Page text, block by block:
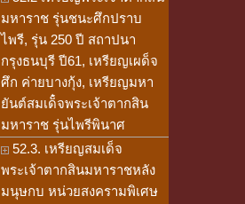
มหาราช รุ่นชนะศึกปราบ
ไพรี, รุ่น 250 ปี สถาปนา
กรุงธนบุรี ปี61, เหรียญเผด็จ
ศึก ค่ายบางกุ้ง, เหรียญมหา
ยันต์สมเด็๋จพระเจ้าตากสิน
มหาราช รุ่นไพรีพินาศ
52.3. เหรียญสมเด็จ
พระเจ้าตากสินมหาราชหลัง
มนุษกบ หน่วยสงครามพิเศษ